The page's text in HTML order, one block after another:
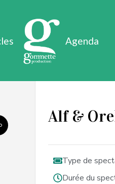
Agenda
Alf &
Type de
Durée du